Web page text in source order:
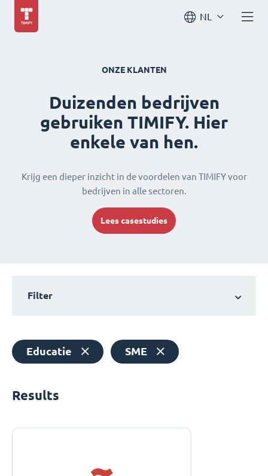
NL
ONZE KLANTEN
Duizenden bedrijven
gebruiken TIMIFY. Hier
enkele van hen.
Krijg een dieper inzicht in de voordelen van TIMIFY voor
bedrijven in alle sectoren.
Lees casestudies
Filter
Educatie SME
Results